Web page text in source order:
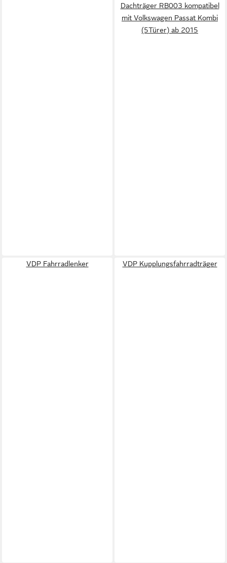
Dachträger RB003 kompatibel
mit Volkswagen Passat Kombi
(5Türer) ab 2015
VDP Fahrradlenker VDP Kupplungsfahrradträger